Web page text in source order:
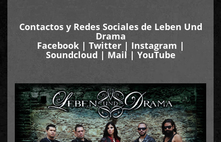
Contactos y Redes Sociales de Leben Und
Drama
Facebook| Twitter| Instagram |
Soundcloud | Mail | YouTube